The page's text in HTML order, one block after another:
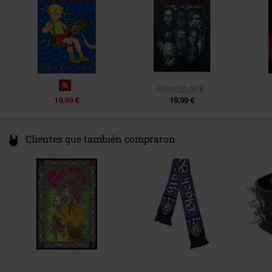
EUAR@ie.ia-net.com
%
19,99 €
PVPR 22,99 €
19,99 €
Clientes que también compraron